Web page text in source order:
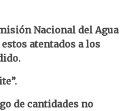
Nacional del Agua
atentados a los
de cantidades no